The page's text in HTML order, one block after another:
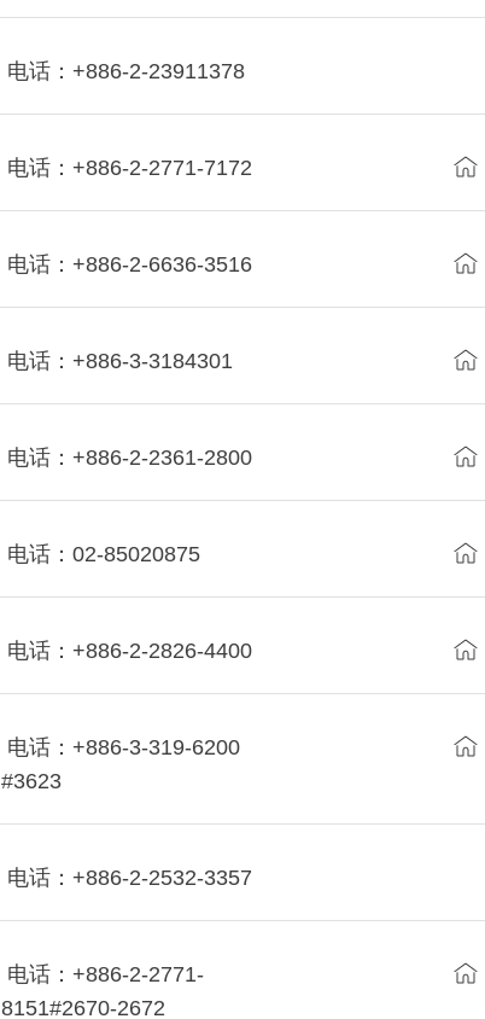
电话：+886-2-23911378
电话：+886-2-2771-7172
电话：+886-2-6636-3516
电话：+886-3-3184301
电话：+886-2-2361-2800
电话：02-85020875
电话：+886-2-2826-4400
电话：+886-3-319-6200
#3623
电话：+886-2-2532-3357
电话：+886-2-2771-
8151#2670-2672